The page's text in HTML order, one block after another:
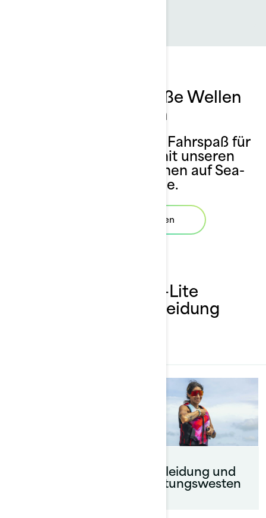
Angebote, die große Wellen
schlagen
Entdecken Sie, wie wir Fahrspaß für
alle ermöglichen – mit unseren
Angeboten und Aktionen auf Sea-
Doo-Modelle.
Angebote anzeigen
Enntdecken Sie Rec-Lite
Zubehör, Teile und Kleidung
Bekleidung und
Rettungswesten